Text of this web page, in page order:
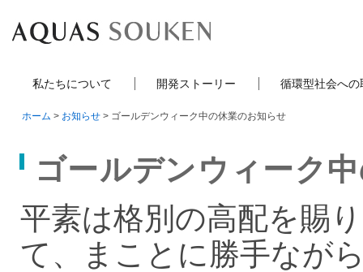
私たちについて 開発ストーリー 循環型社会への
ホーム > お知らせ > ゴールデンウィーク中の休業のお知らせ
ゴールデンウィーク
平素は格別の高配を賜
て、まことに勝手なが